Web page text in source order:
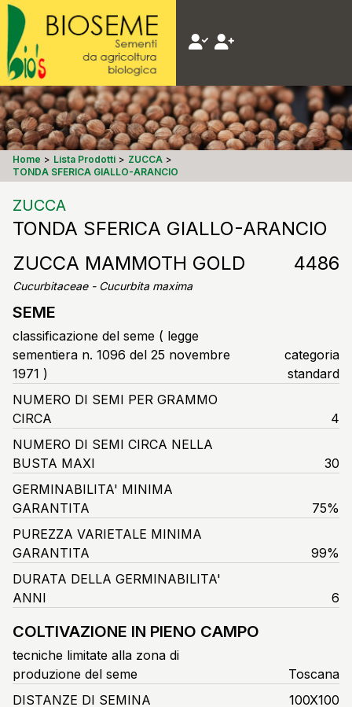
Home > Lista Prodotti > ZUCCA >
TONDA SFERICA GIALLO-ARANCIO
ZUCCA
TONDA SFERICA GIALLO-ARANCIO
ZUCCA MAMMOTH GOLD
4486
Cucurbitaceae - Cucurbita maxima
SEME
classificazione del seme ( legge
sementiera n. 1096 del 25 novembre
1971 )
categoria
standard
NUMERO DI SEMI PER GRAMMO
CIRCA
4
NUMERO DI SEMI CIRCA NELLA
BUSTA MAXI
30
GERMINABILITA' MINIMA
GARANTITA
75%
PUREZZA VARIETALE MINIMA
GARANTITA
99%
DURATA DELLA GERMINABILITA'
ANNI
6
COLTIVAZIONE IN PIENO CAMPO
tecniche limitate alla zona di
produzione del seme
Toscana
DISTANZE DI SEMINA
100X100